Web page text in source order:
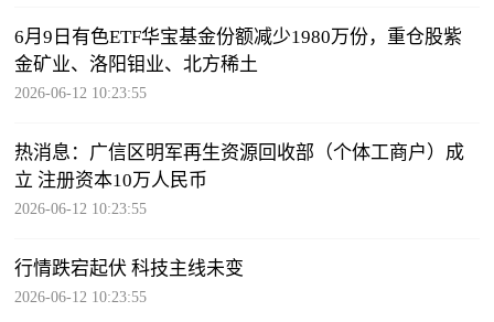
6月9日有色ETF华宝基金份额减少1980万份，重仓股紫
金矿业、洛阳钼业、北方稀土
2026-06-12 10:23:55
热消息：广信区明军再生资源回收部（个体工商户）成
立 注册资本10万人民币
2026-06-12 10:23:55
行情跌宕起伏 科技主线未变
2026-06-12 10:23:55